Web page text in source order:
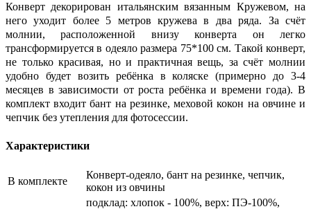
Конверт декорирован итальянским вязанным Кружевом, на
него уходит более 5 метров кружева в два ряда. За счёт
молнии, расположенной внизу конверта он легко
трансформируется в одеяло размера 75*100 см. Такой конверт,
не только красивая, но и практичная вещь, за счёт молнии
удобно будет возить ребёнка в коляске (примерно до 3-4
месяцев в зависимости от роста ребёнка и времени года). В
комплект входит бант на резинке, меховой кокон на овчине и
чепчик без утепления для фотосессии.
Характеристики
В комплекте
Конверт-одеяло, бант на резинке, чепчик,
кокон из овчины
подклад: хлопок - 100%, верх: ПЭ-100%,